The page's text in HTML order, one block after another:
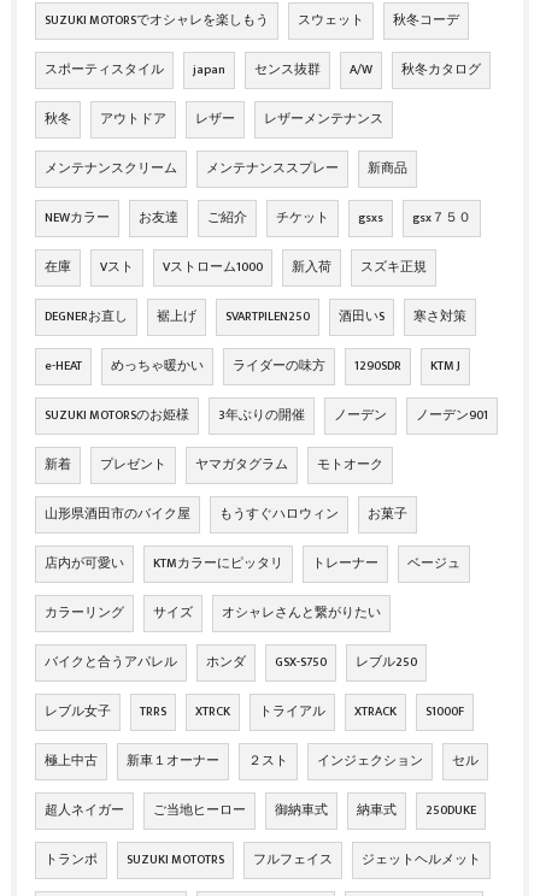
SUZUKI MOTORSでオシャレを楽しもう スウェット 秋冬コーデ
スポーティスタイル japan センス抜群 A/W 秋冬カタログ
秋冬 アウトドア レザー レザーメンテナンス
メンテナンスクリーム メンテナンススプレー 新商品
NEWカラー お友達 ご紹介 チケット gsxs gsx７５０
在庫 Vスト Vストローム1000 新入荷 スズキ正規
DEGNERお直し 裾上げ SVARTPILEN250 酒田いS 寒さ対策
e-HEAT めっちゃ暖かい ライダーの味方 1290SDR KTM J
SUZUKI MOTORSのお姫様 3年ぶりの開催 ノーデン ノーデン901
新着 プレゼント ヤマガタグラム モトオーク
山形県酒田市のバイク屋 もうすぐハロウィン お菓子
店内が可愛い KTMカラーにピッタリ トレーナー ベージュ
カラーリング サイズ オシャレさんと繋がりたい
バイクと合うアパレル ホンダ GSX-S750 レブル250
レブル女子 TRRS XTRCK トライアル XTRACK S1000F
極上中古 新車１オーナー ２スト インジェクション セル
超人ネイガー ご当地ヒーロー 御納車式 納車式 250DUKE
トランポ SUZUKI MOTOTRS フルフェイス ジェットヘルメット